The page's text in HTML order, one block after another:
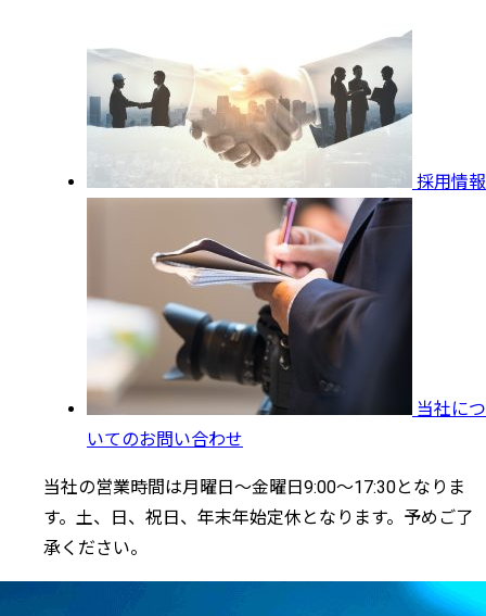
採用情報
当社につ
いてのお問い合わせ
当社の営業時間は月曜日～金曜日9:00～17:30となりま
す。土、日、祝日、年末年始定休となります。予めご了
承ください。